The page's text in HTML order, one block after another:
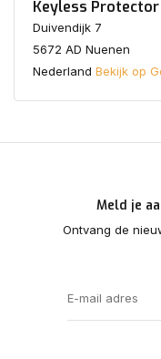
Keyless Protector
Duivendijk 7
5672 AD Nuenen
Nederland Bekijk op
Meld je
Ontvang de